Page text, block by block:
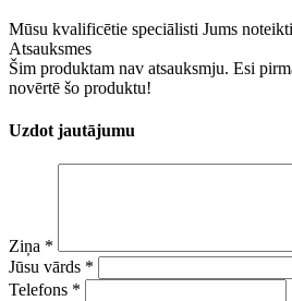
Mūsu kvalificētie speciālisti Jums
Atsauksmes
Šim produktam nav atsauksmju. Esi
novērtē šo produktu!
Uzdot jautājumu
Ziņa *
Jūsu vārds *
Telefons *